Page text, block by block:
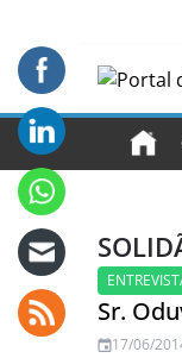
Sr.
17/06/